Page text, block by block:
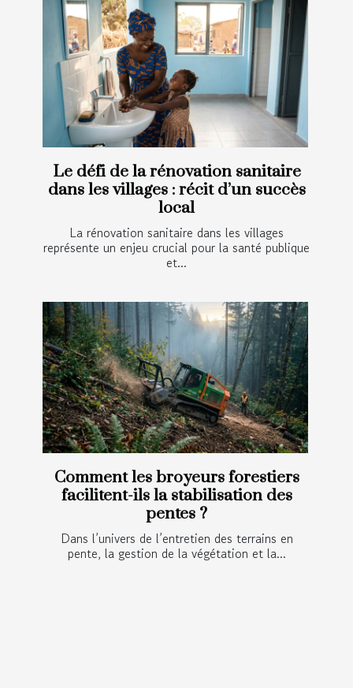
Le défi de la rénovation sanitaire
dans les villages : récit d’un succès
local
La rénovation sanitaire dans les villages
représente un enjeu crucial pour la santé publique
et...
Comment les broyeurs forestiers
facilitent-ils la stabilisation des
pentes ?
Dans l’univers de l’entretien des terrains en
pente, la gestion de la végétation et la...